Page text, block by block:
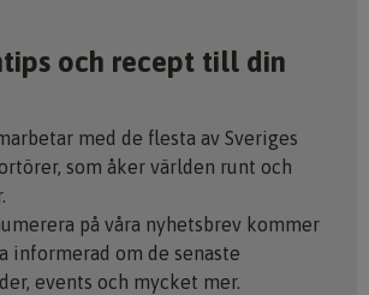
och recept till din
med de flesta av Sveriges
som åker världen runt och
på våra nyhetsbrev kommer
informerad om de senaste
events och mycket mer.